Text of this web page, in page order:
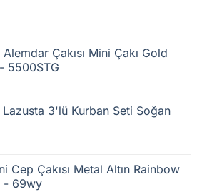
Çakısı Mini Çakı Gold
5500STG
Lazusta 3'lü Kurban Seti Soğan
Cep Çakısı Metal Altın Rainbow
- 69wy